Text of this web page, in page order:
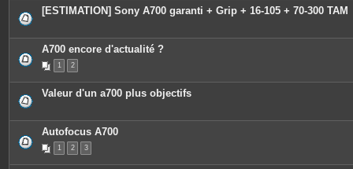
[ESTIMATION] Sony A700 garanti + Grip + 16-105 + 70-300 TAM
A700 encore d'actualité ?
1 2
Valeur d'un a700 plus objectifs
Autofocus A700
1 2 3